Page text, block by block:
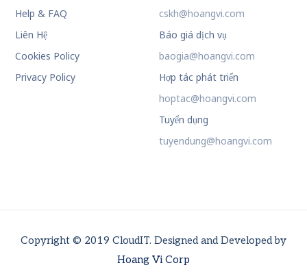
Help & FAQ
Liên Hệ
Cookies Policy
Privacy Policy
cskh@hoangvi.com
Báo giá dịch vụ
baogia@hoangvi.com
Hợp tác phát triển
hoptac@hoangvi.com
Tuyển dụng
tuyendung@hoangvi.com
Copyright © 2019 CloudIT. Designed and Developed by
Hoang Vi Corp